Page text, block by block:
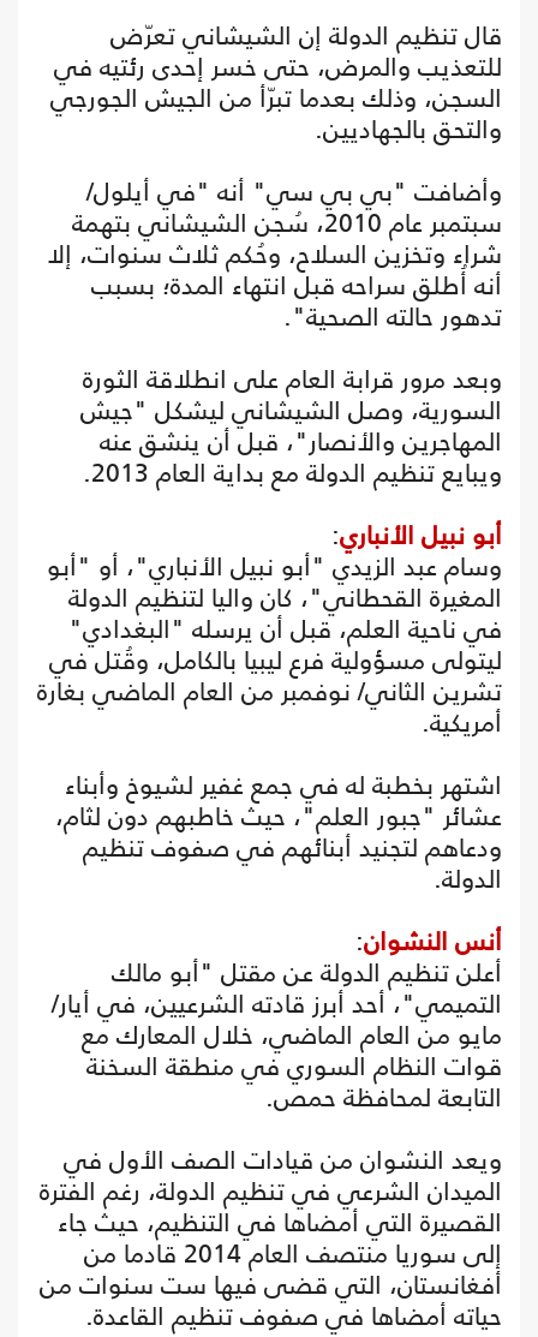
قال تنظيم الدولة إن الشيشاني تعرّض
للتعذيب والمرض، حتى خسر إحدى رئتيه في
السجن، وذلك بعدما تبرّأ من الجيش الجورجي
والتحق بالجهاديين.
وأضافت "بي بي سي" أنه "في أيلول/
سبتمبر عام 2010، سُجن الشيشاني بتهمة
شراء وتخزين السلاح، وحُكم ثلاث سنوات، إلا
أنه أُطلق سراحه قبل انتهاء المدة؛ بسبب
تدهور حالته الصحية".
وبعد مرور قرابة العام على انطلاقة الثورة
السورية، وصل الشيشاني ليشكل "جيش
المهاجرين والأنصار"، قبل أن ينشق عنه
ويبايع تنظيم الدولة مع بداية العام 2013.
أبو نبيل الأنباري:
وسام عبد الزيدي "أبو نبيل الأنباري"، أو "أبو
المغيرة القحطاني"، كان واليا لتنظيم الدولة
في ناحية العلم، قبل أن يرسله "البغدادي"
ليتولى مسؤولية فرع ليبيا بالكامل، وقُتل في
تشرين الثاني/ نوفمبر من العام الماضي بغارة
أمريكية.
اشتهر بخطبة له في جمع غفير لشيوخ وأبناء
عشائر "جبور العلم"، حيث خاطبهم دون لثام،
ودعاهم لتجنيد أبنائهم في صفوف تنظيم
الدولة.
أنس النشوان:
أعلن تنظيم الدولة عن مقتل "أبو مالك
التميمي"، أحد أبرز قادته الشرعيين، في أيار/
مايو من العام الماضي، خلال المعارك مع
قوات النظام السوري في منطقة السخنة
التابعة لمحافظة حمص.
ويعد النشوان من قيادات الصف الأول في
الميدان الشرعي في تنظيم الدولة، رغم الفترة
القصيرة التي أمضاها في التنظيم، حيث جاء
إلى سوريا منتصف العام 2014 قادما من
أفغانستان، التي قضى فيها ست سنوات من
حياته أمضاها في صفوف تنظيم القاعدة.